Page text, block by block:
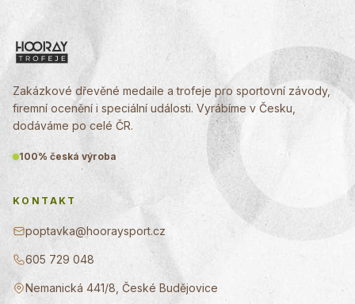
Zakázkové dřevěné medaile a trofeje pro sportovní závody,
firemní ocenění i speciální události. Vyrábíme v Česku,
dodáváme po celé ČR.
100% česká výroba
KONTAKT
poptavka@hooraysport.cz
605 729 048
Nemanická 441/8, České Budějovice